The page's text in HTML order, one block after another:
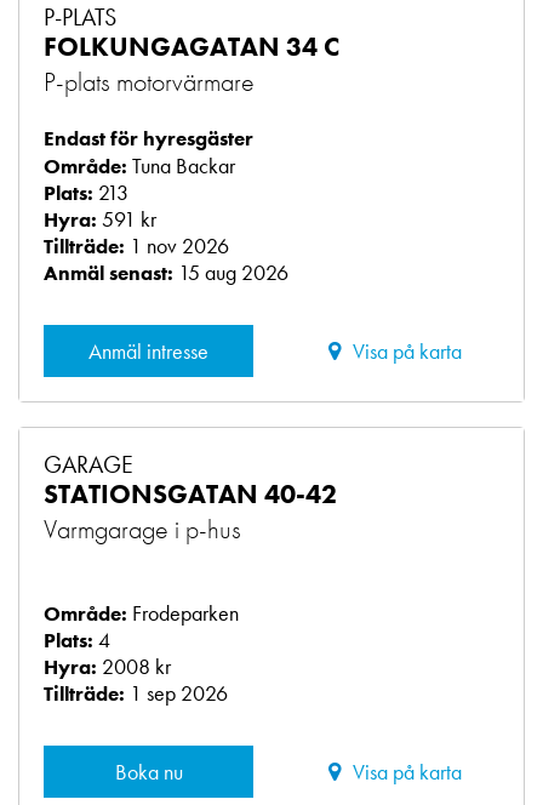
P-PLATS
FOLKUNGAGATAN 34 C
P-plats motorvärmare
Endast för hyresgäster
Område: Tuna Backar
Plats: 213
Hyra: 591 kr
Tillträde: 1 nov 2026
Anmäl senast: 15 aug 2026
Anmäl intresse Visa på karta
GARAGE
STATIONSGATAN 40-42
Varmgarage i p-hus
Område: Frodeparken
Plats: 4
Hyra: 2008 kr
Tillträde: 1 sep 2026
Boka nu Visa på karta